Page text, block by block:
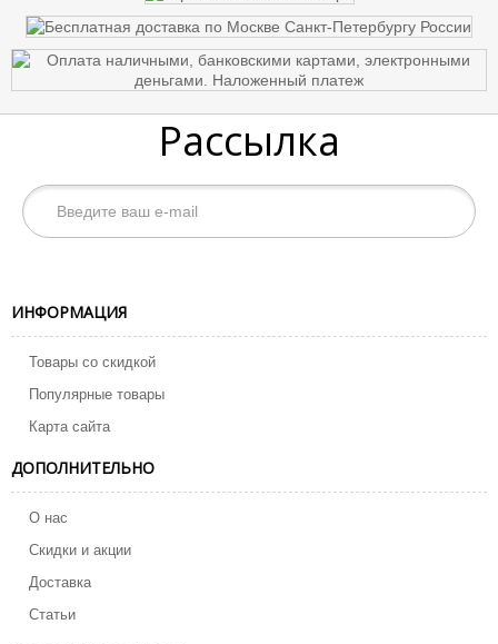
Рассылка
ИНФОРМАЦИЯ
Товары со скидкой
Популярные товары
Карта сайта
ДОПОЛНИТЕЛЬНО
О нас
Скидки и акции
Доставка
Статьи